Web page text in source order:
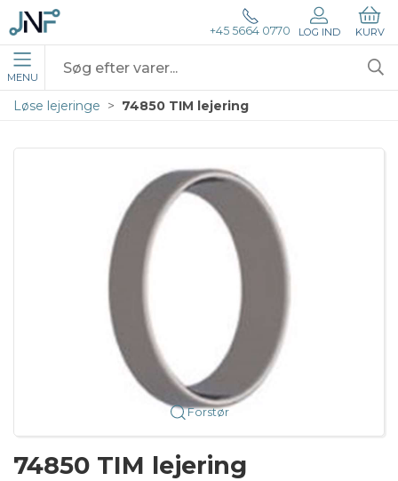
+45 5664 0770 LOG IND KURV
MENU
Løse lejeringe 74850 TIM lejering
Forstør
74850 TIM lejering